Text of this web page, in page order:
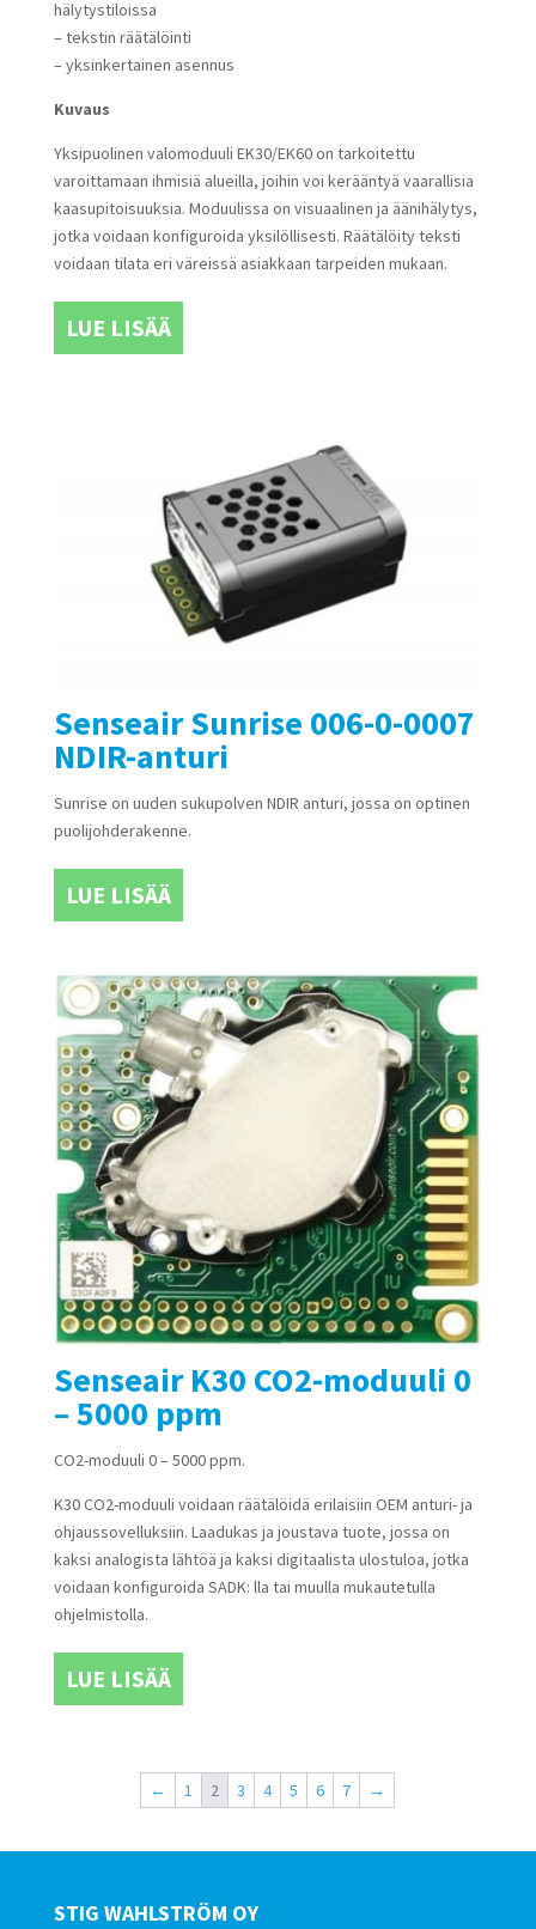
hälytystiloissa
– tekstin räätälöinti
– yksinkertainen asennus
Kuvaus
Yksipuolinen valomoduuli EK30/EK60 on tarkoitettu
varoittamaan ihmisiä alueilla, joihin voi kerääntyä vaarallisia
kaasupitoisuuksia. Moduulissa on visuaalinen ja äänihälytys,
jotka voidaan konfiguroida yksilöllisesti. Räätälöity teksti
voidaan tilata eri väreissä asiakkaan tarpeiden mukaan.
LUE LISÄÄ
Senseair Sunrise 006-0-0007
NDIR-anturi
Sunrise on uuden sukupolven NDIR anturi, jossa on optinen
puolijohderakenne.
LUE LISÄÄ
Senseair K30 CO2-moduuli 0
– 5000 ppm
CO2-moduuli 0 – 5000 ppm.
K30 CO2-moduuli voidaan räätälöidä erilaisiin OEM anturi- ja
ohjaussovelluksiin. Laadukas ja joustava tuote, jossa on
kaksi analogista lähtöä ja kaksi digitaalista ulostuloa, jotka
voidaan konfiguroida SADK: lla tai muulla mukautetulla
ohjelmistolla.
LUE LISÄÄ
← 1 2 3 4 5 6 7 →
STIG WAHLSTRÖM OY